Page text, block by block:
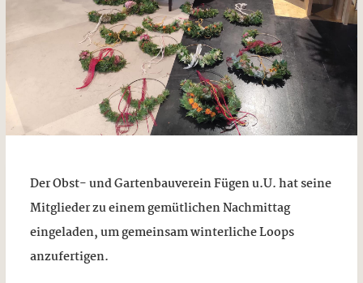
Der Obst- und Gartenbauverein Fügen u.U. hat seine
Mitglieder zu einem gemütlichen Nachmittag
eingeladen, um gemeinsam winterliche Loops
anzufertigen.